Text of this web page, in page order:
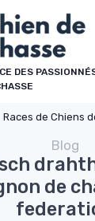
DES
Races de Chiens
Blog
de
des cookies